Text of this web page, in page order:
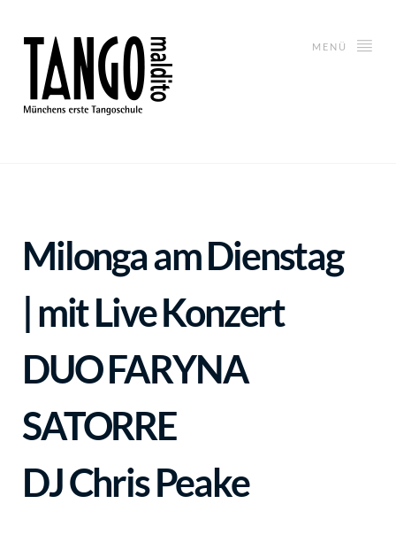
MENÜ
Milonga am Dienstag
| mit Live Konzert
DUO FARYNA
SATORRE
DJ Chris Peake